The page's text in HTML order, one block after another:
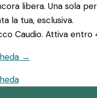
libera. Una sola
la tua, esclusiva.
Caudio. Attiva entro
→